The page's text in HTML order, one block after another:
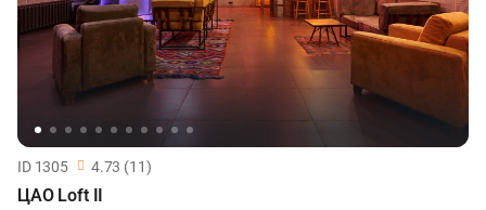
ID 1305 4.73 (11)
ЦАО Loft II